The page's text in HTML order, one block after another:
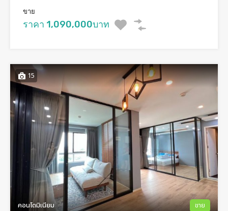
ขาย
ราคา 1,090,000บาท
15
คอนโดมิเนียม ขาย